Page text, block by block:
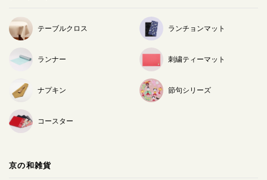
テーブルクロス ランチョンマット
ランナー 刺繍ティーマット
ナプキン 節句シリーズ
コースター
京の和雑貨